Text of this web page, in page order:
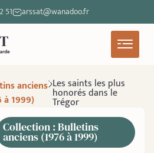
51 arssat@wanadoo.fr
anciens
à 1999)
Les saints les plus
honorés dans le
Trégor
Collection : Bulletins
anciens (1976 à 1999)